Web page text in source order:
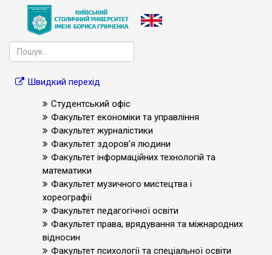
Швидкий перехід
Студентський офіс
Факультет економіки та управління
Факультет журналістики
Факультет здоров’я людини
Факультет інформаційних технологій та
математики
Факультет музичного мистецтва і
хореографії
Факультет педагогічної освіти
Факультет права, врядування та міжнародних
відносин
Факультет психології та спеціальної освіти